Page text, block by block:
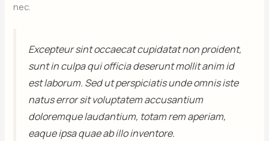
nec.
Excepteur sint occaecat cupidatat non proident,
sunt in culpa qui officia deserunt mollit anim id
est laborum. Sed ut perspiciatis unde omnis iste
natus error sit voluptatem accusantium
doloremque laudantium, totam rem aperiam,
eaque ipsa quae ab illo inventore.